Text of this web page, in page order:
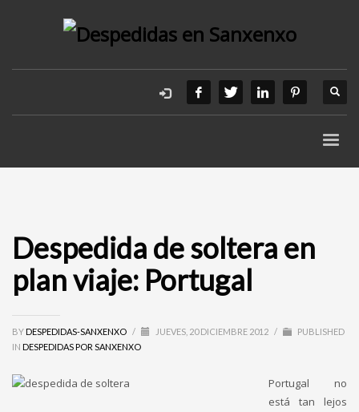
Despedida de soltera en
plan viaje: Portugal
BY DESPEDIDAS-SANXENXO / JUEVES, 20 DICIEMBRE 2012 /
PUBLISHED
IN DESPEDIDAS POR SANXENXO
Portugal no
está tan lejos